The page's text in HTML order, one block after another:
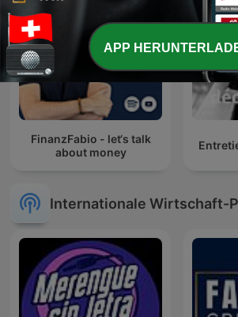
FinanzFabio - let‘s talk
about money
Internationale Wirtschaft-
APP